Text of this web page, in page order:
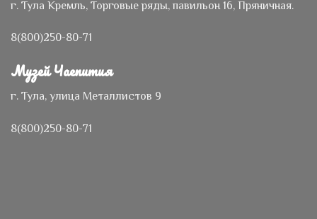
г. Тула Кремль, Торговые ряды, павильон 16, Пряничная.
8(800)250-80-71
Музей Чаепития
г. Тула, улица Металлистов 9
8(800)250-80-71